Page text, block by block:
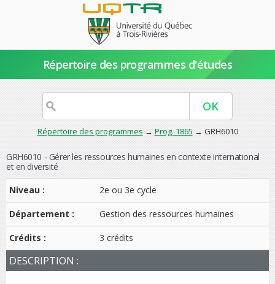
Répertoire des programmes d'études
Répertoire des programmes → Prog. 1865 → GRH6010
GRH6010 - Gérer les ressources humaines en contexte international
et en diversité
Niveau :
2e ou 3e cycle
Département : Gestion des ressources humaines
Crédits : 3 crédits
DESCRIPTION :